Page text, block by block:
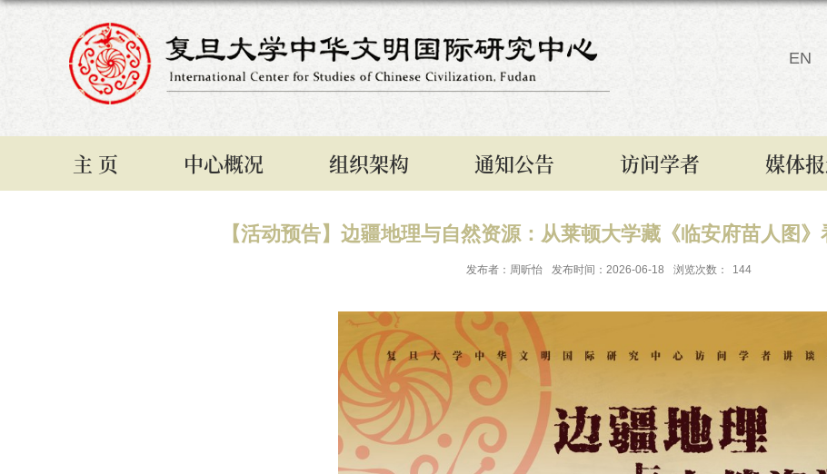
EN
主 页 中心概况 组织架构 通知公告 访问学者 媒体
【活动预告】边疆地理与自然资源：从莱顿大学藏《临安府苗人图
发布者：周昕怡 发布时间：2026-06-18 浏览次数： 144